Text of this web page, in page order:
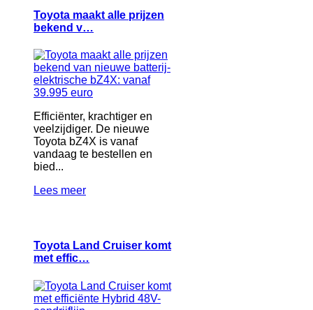
Toyota maakt alle prijzen
bekend v…
Efficiënter, krachtiger en
veelzijdiger. De nieuwe
Toyota bZ4X is vanaf
vandaag te bestellen en
bied...
Lees meer
Toyota Land Cruiser komt
met effic…